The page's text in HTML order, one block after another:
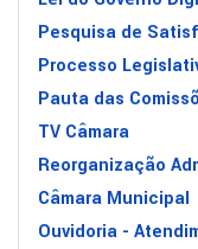
Pesquisa de
Processo
Pauta das
TV Câmara
Reorganização
Câmara Municipal
Ouvidoria -